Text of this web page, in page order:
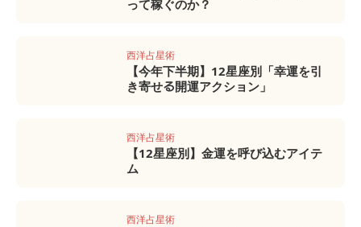
って稼ぐのか？
西洋占星術
【今年下半期】12星座別「幸運を引
き寄せる開運アクション」
西洋占星術
【12星座別】金運を呼び込むアイテ
ム
西洋占星術